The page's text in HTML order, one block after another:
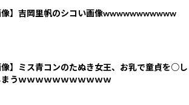
像】吉岡里帆のシコい画像wwwwwwwwwww
像】ミス青コンのたぬき女王、お乳で童貞を○し
うｗｗｗｗｗｗｗｗｗｗｗ